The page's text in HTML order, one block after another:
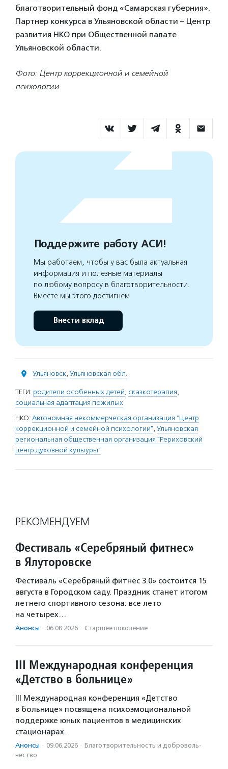
благотворительный фонд «Самарская губерния».
Партнер конкурса в Ульяновской области – Центр
развития НКО при Общественной палате
Ульяновской области.
Фото: Центр коррекционной и семейной
психологии
Поддержите работу АСИ!
Мы работаем, чтобы у вас была актуальная
информация и полезные материалы
по любому вопросу в благотворительности.
Вместе мы этого достигнем
Внести вклад
Ульяновск, Ульяновская обл.
ТЕГИ: родители особенных детей, сказкотерапия,
социальная адаптация пожилых
НКО: Автономная некоммерческая организация "Центр
коррекционной и семейной психологии", Ульяновская
региональная общественная организация "Рериховский
центр духовной культуры"
РЕКОМЕНДУЕМ
Фестиваль «Серебряный фитнес»
в Ялуторовске
Фестиваль «Серебряный фитнес 3.0» состоится 15
августа в Городском саду. Праздник станет итогом
летнего спортивного сезона: все лето
на четырех…
Анонсы · 06.08.2026 · Старшее поколение
III Международная конференция
«Детство в больнице»
III Международная конференция «Детство
в больнице» посвящена психоэмоциональной
поддержке юных пациентов в медицинских
стационарах.
Анонсы · 09.06.2026 · Благотвори­тель­ность и доброволь­
чест­во